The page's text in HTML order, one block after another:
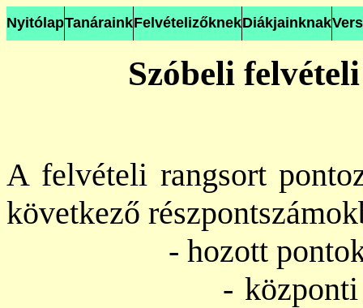
NyitólapTanárainkFelvételizőknekDiákjainknak
Szóbeli
A felvételi rangsort
következő
- hozott pontok
- központi